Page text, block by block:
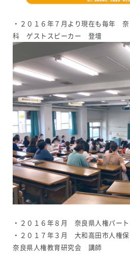
・２０１６年７月より現在も毎年
科 ゲストスピーカー 登壇
・２０１６年８月 奈良県人権パー
・２０１７年３月 大和高田市人権
奈良県人権教育研究会 講師